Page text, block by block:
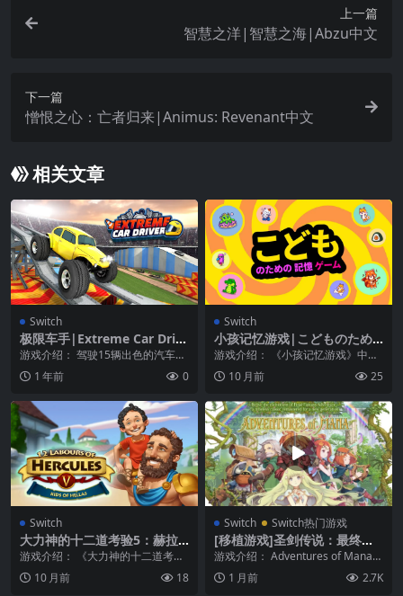
上一篇
智慧之洋|智慧之海|Abzu中文
下一篇
憎恨之心：亡者归来|Animus: Revenant中文
相关文章
Switch
极限车手|Extreme Car Driv
er
游戏介绍： 驾驶15辆出色的汽车和
卡车，穿越充满各种障碍的复杂赛
道——这些赛道上...
1 年前 0
Switch
小孩记忆游戏|こどものため
の記憶ゲーム中文
游戏介绍： 《小孩记忆游戏》中文
版。帮助你的孩子活用内心潜在的
可能性。使用这些五...
10 月前 25
Switch
大力神的十二道考验5：赫拉
斯的孩童|12 Labours of Her
cules V: Kids of Hellas
游戏介绍： 《大力神的十二道考验
5：赫拉斯的孩童》与赫拉克勒斯一
起，拯救被战神战...
10 月前 18
Switch Switch热门游戏
[移植游戏]圣剑传说：最终幻
想外传|Adventures of Man
a
游戏介绍： Adventures of Mana
《圣剑传说最终幻想外传》是 19...
1 月前 2.7K